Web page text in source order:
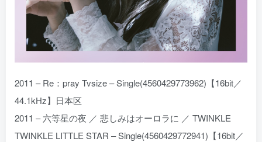
2011 – Re：pray Tvsize – Single(4560429773962)【16bit／
44.1kHz】日本区
2011 – 六等星の夜 ／ 悲しみはオーロラに ／ TWINKLE
TWINKLE LITTLE STAR – Single(4560429772941)【16bit／